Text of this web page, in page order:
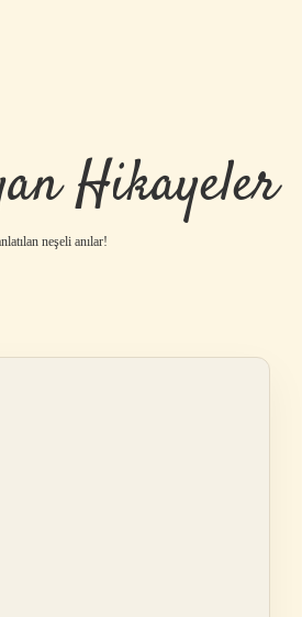
Hikayeler
neşeli anılar!